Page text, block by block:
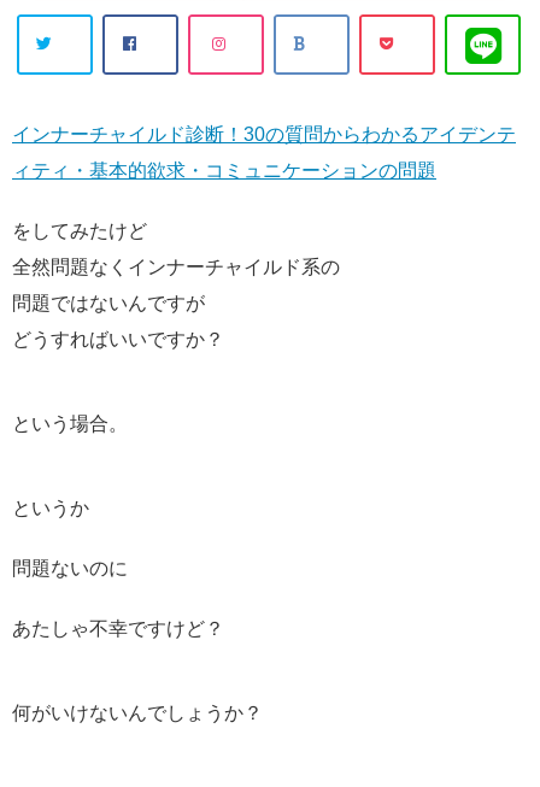
インナーチャイルド診断！30の質問からわかるアイデンテ
ィティ・基本的欲求・コミュニケーションの問題
をしてみたけど
全然問題なくインナーチャイルド系の
問題ではないんですが
どうすればいいですか？
という場合。
というか
問題ないのに
あたしゃ不幸ですけど？
何がいけないんでしょうか？